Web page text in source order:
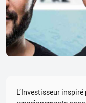
L’Investisseur